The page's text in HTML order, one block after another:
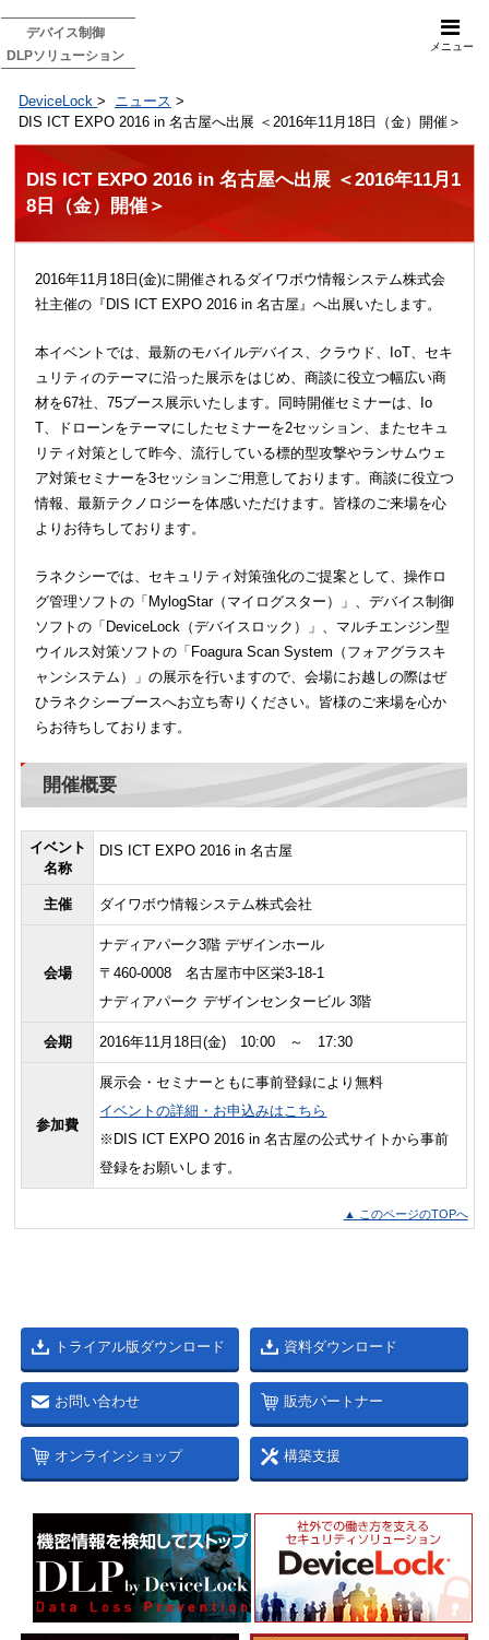
メニュー
デバイス制御
DLPソリューション
DeviceLock > ニュース >
DIS ICT EXPO 2016 in 名古屋へ出展 ＜2016年11月18日（金）開催＞
DIS ICT EXPO 2016 in 名古屋へ出展 ＜2016年11月1
8日（金）開催＞
2016年11月18日(金)に開催されるダイワボウ情報システム株式会
社主催の『DIS ICT EXPO 2016 in 名古屋』へ出展いたします。
本イベントでは、最新のモバイルデバイス、クラウド、IoT、セキ
ュリティのテーマに沿った展示をはじめ、商談に役立つ幅広い商
材を67社、75ブース展示いたします。同時開催セミナーは、Io
T、ドローンをテーマにしたセミナーを2セッション、またセキュ
リティ対策として昨今、流行している標的型攻撃やランサムウェ
ア対策セミナーを3セッションご用意しております。商談に役立つ
情報、最新テクノロジーを体感いただけます。皆様のご来場を心
よりお待ちしております。
ラネクシーでは、セキュリティ対策強化のご提案として、操作ロ
グ管理ソフトの「MylogStar（マイログスター）」、デバイス制御
ソフトの「DeviceLock（デバイスロック）」、マルチエンジン型
ウイルス対策ソフトの「Foagura Scan System（フォアグラスキ
ャンシステム）」の展示を行いますので、会場にお越しの際はぜ
ひラネクシーブースへお立ち寄りください。皆様のご来場を心か
らお待ちしております。
開催概要
イベント
名称
DIS ICT EXPO 2016 in 名古屋
主催 ダイワボウ情報システム株式会社
会場
ナディアパーク3階 デザインホール
〒460-0008 名古屋市中区栄3-18-1
ナディアパーク デザインセンタービル 3階
会期 2016年11月18日(金) 10:00 ～ 17:30
参加費
展示会・セミナーともに事前登録により無料
イベントの詳細・お申込みはこちら
※DIS ICT EXPO 2016 in 名古屋の公式サイトから事前
登録をお願いします。
▲ このページのTOPへ
トライアル版ダウンロード 資料ダウンロード
お問い合わせ 販売パートナー
オンラインショップ 構築支援